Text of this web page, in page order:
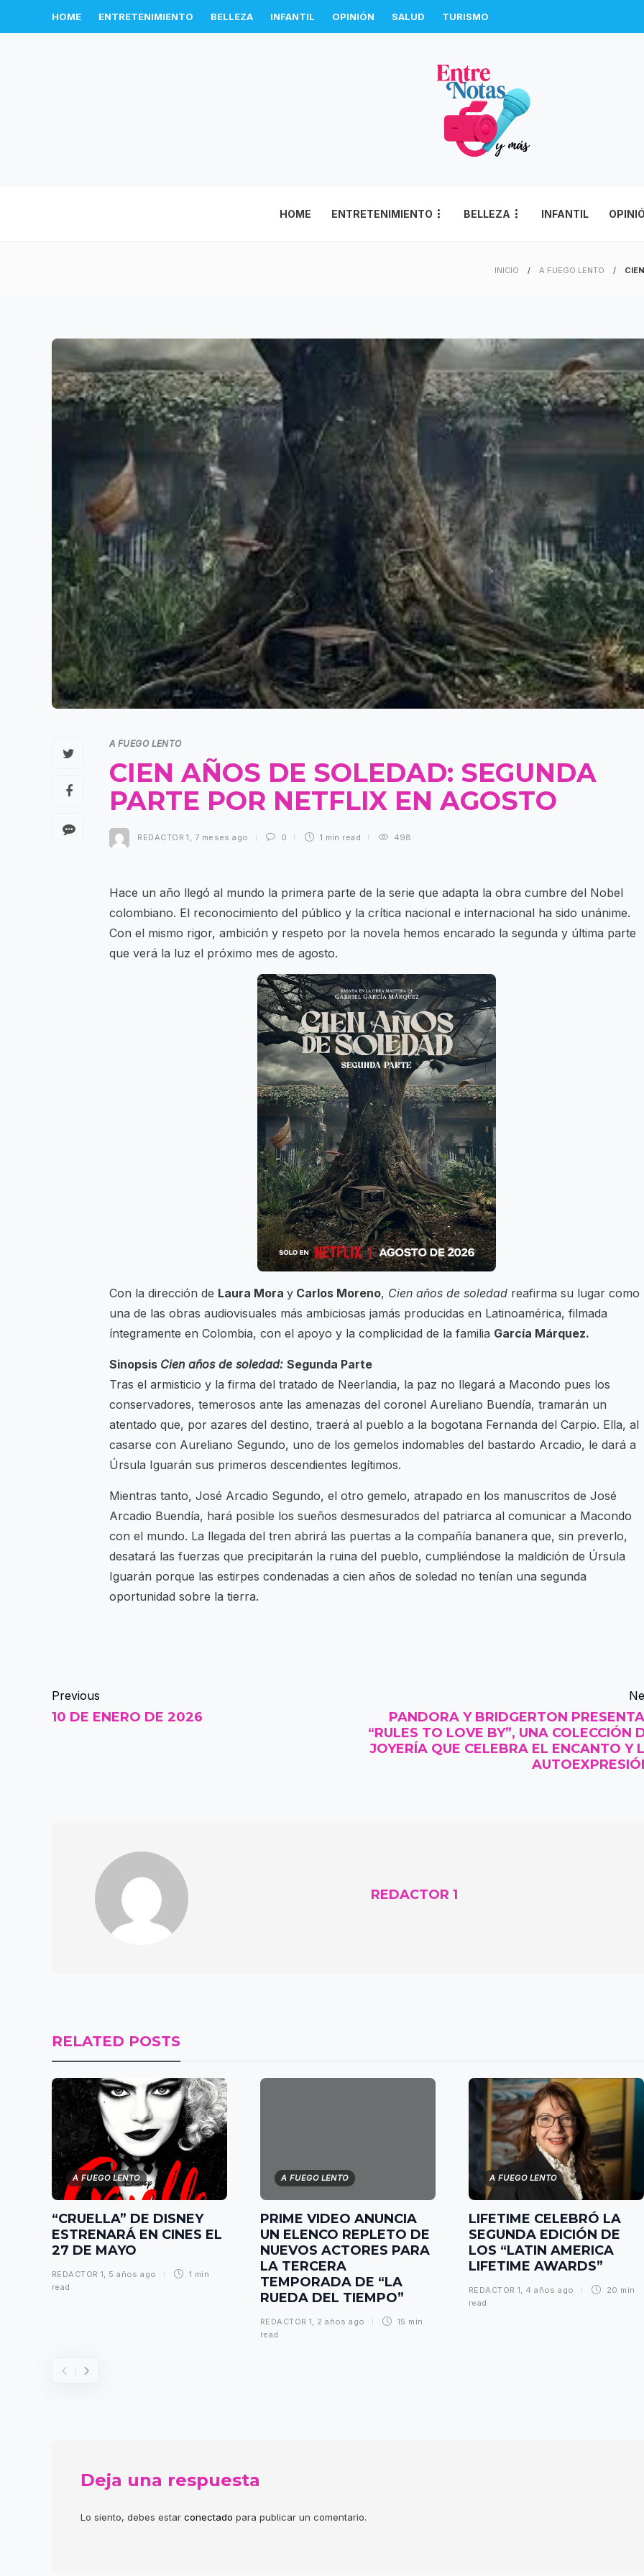
HOME ENTRETENIMIENTO BELLEZA INFANTIL OPINIÓN SALUD TURISMO
HOME ENTRETENIMIENTO BELLEZA INFANTIL
INICIO A FUEGO LENTO
A FUEGO LENTO
CIEN AÑOS DE SOLEDAD: SEGUNDA
PARTE POR NETFLIX EN AGOSTO
REDACTOR 1 7 meses ago 0 1 min read 498
Hace un año llegó al mundo la primera parte de la serie que adapta la obra cumbre del Nobel
colombiano. El reconocimiento del público y la crítica nacional e internacional ha sido unánime.
Con el mismo rigor, ambición y respeto por la novela hemos encarado la segunda y última parte
que verá la luz el próximo mes de agosto.
Con la dirección de Laura Mora y Carlos Moreno, Cien años de soledad reafirma su lugar como
una de las obras audiovisuales más ambiciosas jamás producidas en Latinoamérica, filmada
íntegramente en Colombia, con el apoyo y la complicidad de la familia García Márquez.
Sinopsis Cien años de soledad: Segunda Parte
Tras el armisticio y la firma del tratado de Neerlandia, la paz no llegará a Macondo pues los
conservadores, temerosos ante las amenazas del coronel Aureliano Buendía, tramarán un
atentado que, por azares del destino, traerá al pueblo a la bogotana Fernanda del Carpio. Ella, al
casarse con Aureliano Segundo, uno de los gemelos indomables del bastardo Arcadio, le dará a
Úrsula Iguarán sus primeros descendientes legítimos.
Mientras tanto, José Arcadio Segundo, el otro gemelo, atrapado en los manuscritos de José
Arcadio Buendía, hará posible los sueños desmesurados del patriarca al comunicar a Macondo
con el mundo. La llegada del tren abrirá las puertas a la compañía bananera que, sin preverlo,
desatará las fuerzas que precipitarán la ruina del pueblo, cumpliéndose la maldición de Úrsula
Iguarán porque las estirpes condenadas a cien años de soledad no tenían una segunda
oportunidad sobre la tierra.
Previous
10 DE ENERO DE 2026
PANDORA Y BRIDGERTON
“RULES TO LOVE BY”, UNA COLECCIÓN
JOYERÍA QUE CELEBRA EL ENCANTO Y
REDACTOR 1
RELATED POSTS
A FUEGO LENTO
“CRUELLA” DE DISNEY
ESTRENARÁ EN CINES EL
27 DE MAYO
REDACTOR 1, 5 años ago
1 min
read
A FUEGO LENTO
PRIME VIDEO ANUNCIA
UN ELENCO REPLETO DE
NUEVOS ACTORES PARA
LA TERCERA
TEMPORADA DE “LA
RUEDA DEL TIEMPO”
REDACTOR 1, 2 años ago
15 min
read
A FUEGO LENTO
LIFETIME CELEBRÓ LA
SEGUNDA EDICIÓN DE
LOS “LATIN AMERICA
LIFETIME AWARDS”
REDACTOR 1, 4 años ago
20 min
read
Deja una respuesta
Lo siento, debes estar conectado para publicar un comentario.